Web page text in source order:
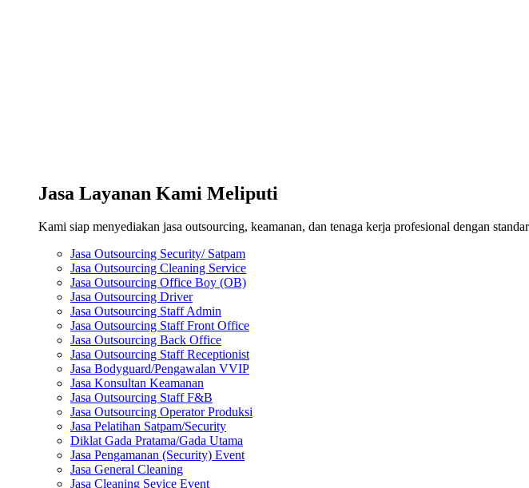
Jasa Layanan Kami Meliputi
Kami siap menyediakan jasa outsourcing, keamanan, dan tenaga kerja profesional dengan
Jasa Outsourcing Security/ Satpam
Jasa Outsourcing Cleaning Service
Jasa Outsourcing Office Boy (OB)
Jasa Outsourcing Driver
Jasa Outsourcing Staff Admin
Jasa Outsourcing Staff Front Office
Jasa Outsourcing Back Office
Jasa Outsourcing Staff Receptionist
Jasa Bodyguard/Pengawalan VVIP
Jasa Konsultan Keamanan
Jasa Outsourcing Staff F&B
Jasa Outsourcing Operator Produksi
Jasa Pelatihan Satpam/Security
Diklat Gada Pratama/Gada Utama
Jasa Pengamanan (Security) Event
Jasa General Cleaning
Jasa Cleaning Sevice Event